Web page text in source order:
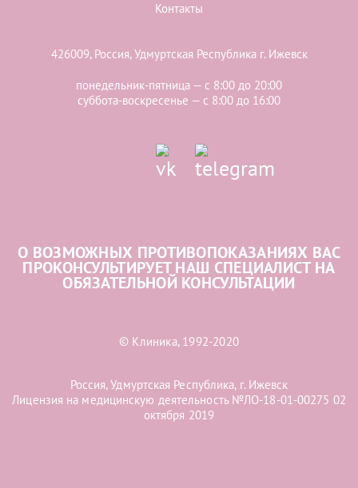
Контакты
426009, Россия, Удмуртская Республика г. Ижевск
понедельник-пятница — с 8:00 до 20:00
суббота-воскресенье — с 8:00 до 16:00
О ВОЗМОЖНЫХ ПРОТИВОПОКАЗАНИЯХ ВАС
ПРОКОНСУЛЬТИРУЕТ НАШ СПЕЦИАЛИСТ НА
ОБЯЗАТЕЛЬНОЙ КОНСУЛЬТАЦИИ
© Клиника, 1992-2020
Россия, Удмуртская Республика, г. Ижевск
Лицензия на медицинскую деятельность №ЛО-18-01-00275 02
октября 2019